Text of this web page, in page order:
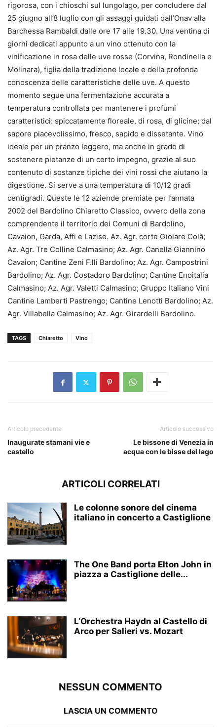
rigorosa, con i chioschi sul lungolago, per concludere dal
25 giugno all’8 luglio con gli assaggi guidati dall’Onav alla
Barchessa Rambaldi dalle ore 17 alle 19.30. Una ventina di
giorni dedicati appunto a un vino ottenuto con la
vinificazione in rosa delle uve rosse (Corvina, Rondinella e
Molinara), figlia della tradizione locale e della profonda
conoscenza delle caratteristiche delle uve. A questo
momento segue una fermentazione accurata a
temperatura controllata per mantenere i profumi
caratteristici: spiccatamente floreale, di rosa, di glicine; dal
sapore piacevolissimo, fresco, sapido e dissetante. Vino
ideale per un pranzo leggero, ma anche in grado di
sostenere pietanze di un certo impegno, grazie al suo
contenuto di sostanze tipiche dei vini rossi che aiutano la
digestione. Si serve a una temperatura di 10/12 gradi
centigradi. Queste le 12 aziende premiate per l’annata
2002 del Bardolino Chiaretto Classico, ovvero della zona
comprendente il territorio dei Comuni di Bardolino,
Cavaion, Garda, Affi e Lazise. Az. Agr. corte Giolare Colà;
Az. Agr. Tre Colline Calmasino; Az. Agr. Canella Giannino
Cavaion; Cantine Zeni F.lli Bardolino; Az. Agr. Campostrini
Bardolino; Az. Agr. Costadoro Bardolino; Cantine Enoitalia
Calmasino; Az. Agr. Valetti Calmasino; Gruppo Italiano Vini
Cantine Lamberti Pastrengo; Cantine Lenotti Bardolino; Az.
Agr. Villabella Calmasino; Az. Agr. Girardelli Bardolino.
TAGS Chiaretto Vino
Articolo precedente
Inaugurate stamani vie e
castello
Articolo successivo
Le bissone di Venezia in
acqua con le bisse del lago
ARTICOLI CORRELATI
Le colonne sonore del cinema
italiano in concerto a Castiglione
The One Band porta Elton John in
piazza a Castiglione delle...
L’Orchestra Haydn al Castello di
Arco per Salieri vs. Mozart
NESSUN COMMENTO
LASCIA UN COMMENTO